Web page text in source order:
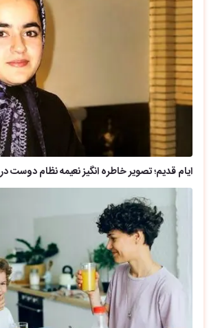
ایام قدیم؛ تصویر خاطره انگیز نعیمه نظام